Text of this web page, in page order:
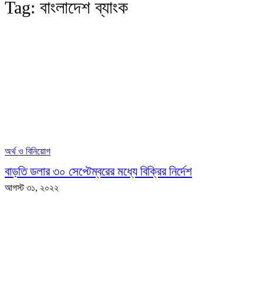
Tag: বাংলাদেশ ব্যাংক
অর্থ ও বিনিয়োগ
বাড়তি ডলার ৩০ সেপ্টেম্বরের মধ্যে বিক্রির নির্দেশ
আগস্ট ৩১, ২০২২